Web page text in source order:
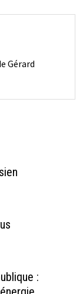
Gérard
: